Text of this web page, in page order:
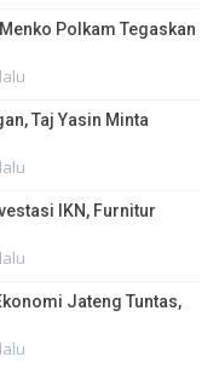
Polkam Tegaskan
Taj Yasin Minta
IKN, Furnitur
Jateng Tuntas,